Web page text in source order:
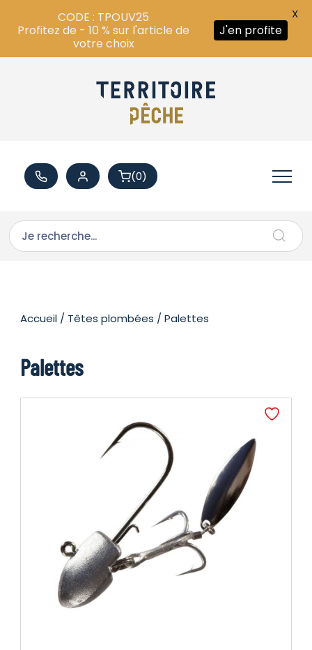
(0)
Accueil / Têtes plombées / Palettes
Palettes
CODE : TPOUV25
Profitez de - 10 % sur l'article de
votre choix
J'en profite
X